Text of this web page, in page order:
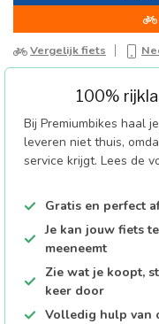
Vergelijk fiets
100%
Bij Premiumbikes haal
leveren niet thuis,
service krijgt. Lees de
Gratis en perfect
Je kan jouw fiets
meeneemt
Zie wat je koopt,
keer door
Volledig hulp van